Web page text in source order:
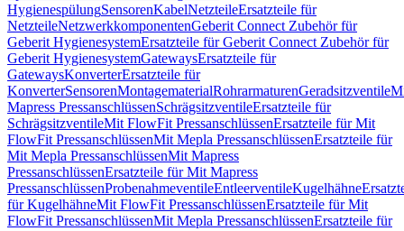
HygienespülungSensorenKabelNetzteileErsatzteile für
NetzteileNetzwerkkomponentenGeberit Connect Zubehör für
Geberit HygienesystemErsatzteile für Geberit Connect Zubehör für
Geberit HygienesystemGatewaysErsatzteile für
GatewaysKonverterErsatzteile für
KonverterSensorenMontagematerialRohrarmaturenGeradsitzventile
Mapress PressanschlüssenSchrägsitzventileErsatzteile für
SchrägsitzventileMit FlowFit PressanschlüssenErsatzteile für Mit
FlowFit PressanschlüssenMit Mepla PressanschlüssenErsatzteile für
Mit Mepla PressanschlüssenMit Mapress
PressanschlüssenErsatzteile für Mit Mapress
PressanschlüssenProbenahmeventileEntleerventileKugelhähne
für KugelhähneMit FlowFit PressanschlüssenErsatzteile für Mit
FlowFit PressanschlüssenMit Mepla PressanschlüssenErsatzteile für